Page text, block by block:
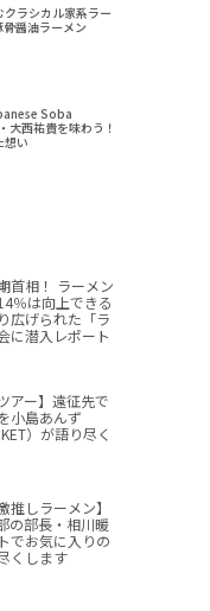
ラシカル家系ラー
醤油ラーメン
Soba
西祐貴を味わう！
想い
首相！ ラーメン
％は向上できる
広げられた「ラ
に潜入レポート
アー】遠征先で
小島あんず
）が語り尽く
推しラーメン】
の部長・相川暖
でお気に入りの
くします